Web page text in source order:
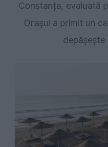
Constanța, evaluată
Orașul a primit un